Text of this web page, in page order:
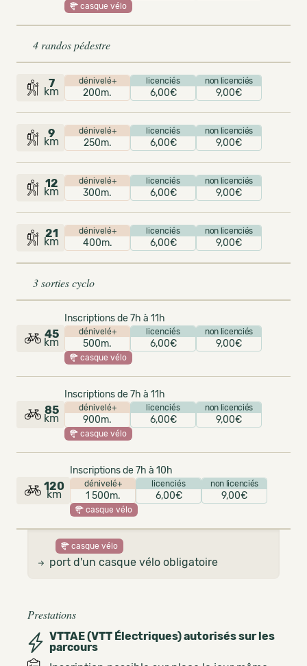
casque vélo
4 randos pédestre
7
km
dénivelé+
200m.
licenciés
6,00€
non licenciés
9,00€
9
km
dénivelé+
250m.
licenciés
6,00€
non licenciés
9,00€
12
km
dénivelé+
300m.
licenciés
6,00€
non licenciés
9,00€
21
km
dénivelé+
400m.
licenciés
6,00€
non licenciés
9,00€
3 sorties cyclo
45
km
Inscriptions de 7h à 11h
dénivelé+
500m.
licenciés
6,00€
non licenciés
9,00€
casque vélo
85
km
Inscriptions de 7h à 11h
dénivelé+
900m.
licenciés
6,00€
non licenciés
9,00€
casque vélo
120
km
Inscriptions de 7h à 10h
dénivelé+
1 500m.
licenciés
6,00€
non licenciés
9,00€
casque vélo
casque vélo
port d'un casque vélo obligatoire
Prestations
VTTAE (VTT Électriques) autorisés sur les
parcours